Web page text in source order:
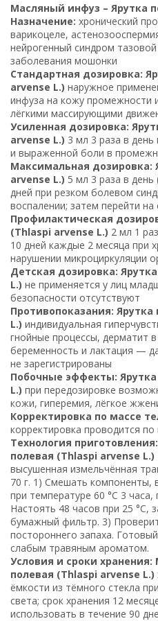
Масляный инфуз – Ярутка
Назначение: хронический
варикоцеле,
нейрогенный синдром
заболевания мошонки
Стандартная дозировка:
arvense L.) наружное
инфуза на кожу промежности
лёгкими массирующими
Усиленная дозировка:
arvense L.) 3 мл 3 раза в день
и выраженной боли в
Максимальная дозировка:
arvense L.) 5 мл 3 раза в
дней при резком болевом
воспалении; затем перейти
Профилактическая
(Thlaspi arvense L.) 2 мл 1
10 дней каждые 2 месяца при
нарушении микроциркуляции
Детская дозировка:
L.) не применяется у лиц
безопасности отсутствуют
Противопоказания:
L.) индивидуальная
гнойные процессы, дерматит
беременность и лактация —
не зарегистрированы
Побочные эффекты:
L.) при передозировке
кожи, гиперемия, лёгкое
Корректировка по массе
корректировка проводится
Технология
полевая (Thlaspi arvense L.)
высушенная измельчённая
70 г. 1) Смешать компоненты,
при температуре 60 °C 3
Настоять 48 часов при 25 °C,
бумажный фильтр. 3)
постороннего запаха.
слабым травяным ароматом.
Условия и сроки
полевая (Thlaspi arvense L.)
ёмкости из тёмного стекла
света; срок хранения 12
использовать в течение 90